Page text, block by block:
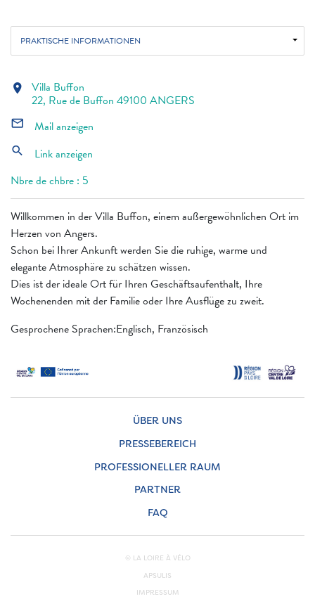
PRAKTISCHE INFORMATIONEN
Willkommen in der Villa Buffon, einem außergewöhnlichen Ort im
Herzen von Angers.
Schon bei Ihrer Ankunft werden Sie die ruhige, warme und
elegante Atmosphäre zu schätzen wissen.
Dies ist der ideale Ort für Ihren Geschäftsaufenthalt, Ihre
Wochenenden mit der Familie oder Ihre Ausflüge zu zweit.
Gesprochene Sprachen:Englisch, Französisch
location_on Villa Buffon
22, Rue de Buffon 49100 ANGERS
mail_outline Mail anzeigen
search
Link anzeigen
Nbre de chbre : 5
ÜBER UNS
PRESSEBEREICH
PROFESSIONELLER RAUM
PARTNER
FAQ
© LA LOIRE À VÉLO
APSULIS
IMPRESSUM